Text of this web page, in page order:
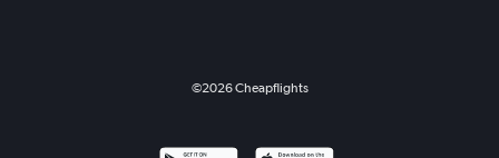
©2026Cheapflights